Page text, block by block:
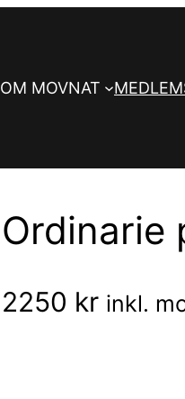
OM MOVNAT
Ordinarie
2250 kr inkl.